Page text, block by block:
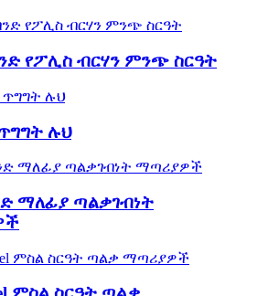
የፖሊስ ብርሃን ምንጭ ስርዓት
ሉህ
ማለፊያ ጣልቃገብነት